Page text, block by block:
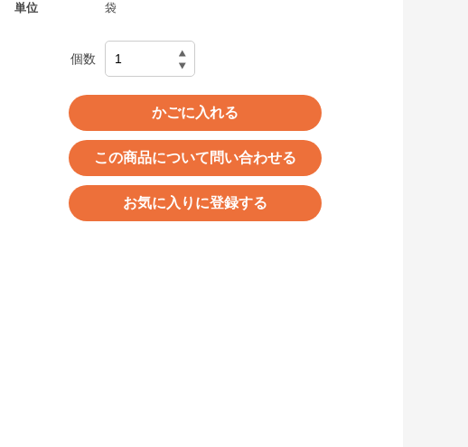
単位
袋
個数
かごに入れる
この商品について問い合わせる
お気に入りに登録する